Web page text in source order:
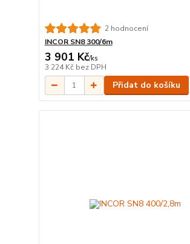
2 hodnocení
INCOR SN8 300/6m
3 901 Kč/ks
3 224 Kč bez DPH
Přidat do košíku